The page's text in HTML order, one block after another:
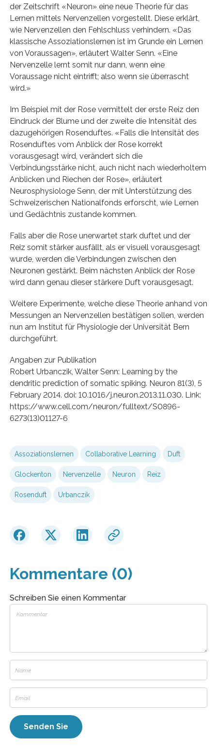
der Zeitschrift «Neuron» eine neue Theorie für das
Lernen mittels Nervenzellen vorgestellt. Diese erklärt,
wie Nervenzellen den Fehlschluss verhindern. «Das
klassische Assoziationslernen ist im Grunde ein Lernen
von Voraussagen», erläutert Walter Senn. «Eine
Nervenzelle lernt somit nur dann, wenn eine
Voraussage nicht eintrifft; also wenn sie überrascht
wird.»
Im Beispiel mit der Rose vermittelt der erste Reiz den
Eindruck der Blume und der zweite die Intensität des
dazugehörigen Rosenduftes. «Falls die Intensität des
Rosenduftes vom Anblick der Rose korrekt
vorausgesagt wird, verändert sich die
Verbindungsstärke nicht, auch nicht nach wiederholtem
Anblicken und Riechen der Rose», erläutert
Neurosphysiologe Senn, der mit Unterstützung des
Schweizerischen Nationalfonds erforscht, wie Lernen
und Gedächtnis zustande kommen.
Falls aber die Rose unerwartet stark duftet und der
Reiz somit stärker ausfällt, als er visuell vorausgesagt
wurde, werden die Verbindungen zwischen den
Neuronen gestärkt. Beim nächsten Anblick der Rose
wird dann genau dieser stärkere Duft vorausgesagt.
Weitere Experimente, welche diese Theorie anhand von
Messungen an Nervenzellen bestätigen sollen, werden
nun am Institut für Physiologie der Universität Bern
durchgeführt.
Angaben zur Publikation
Robert Urbanczik, Walter Senn: Learning by the
dendritic prediction of somatic spiking. Neuron 81(3), 5
February 2014. doi: 10.1016/j.neuron.2013.11.030. Link:
https://www.cell.com/neuron/fulltext/S0896-
6273(13)01127-6
Assoziationslernen Collaborative Learning Duft
Glockenton Nervenzelle Neuron Reiz
Rosenduft Urbanczik
Kommentare (0)
Schreiben Sie einen Kommentar